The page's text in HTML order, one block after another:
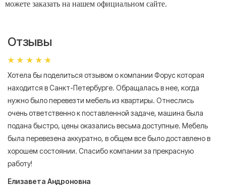
можете заказать на нашем официальном сайте.
Отзывы
Хотела бы поделиться отзывом о компании Форус которая
находится в Санкт-Петербурге. Обращалась в нее, когда
нужно было перевезти мебель из квартиры. Отнеслись
очень ответственно к поставленной задаче, машина была
подана быстро, цены оказались весьма доступные. Мебель
была перевезена аккуратно, в общем все было доставлено в
хорошем состоянии. Спасибо компании за прекрасную
работу!
Елизавета Андроновна